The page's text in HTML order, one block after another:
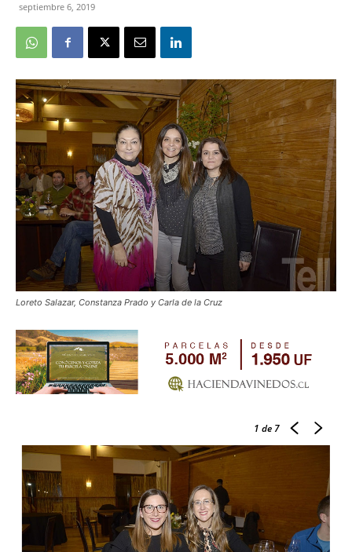
septiembre 6, 2019
Loreto Salazar, Constanza Prado y Carla de la Cruz
1 de 7